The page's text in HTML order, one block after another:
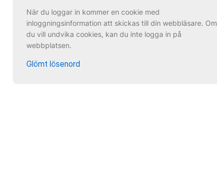
När du loggar in kommer en cookie med
inloggningsinformation att skickas till din webbläsare. Om
du vill undvika cookies, kan du inte logga in på
webbplatsen.
Glömt lösenord